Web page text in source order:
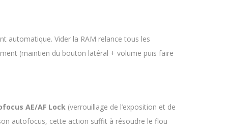
automatique. Vider la RAM relance tous les
(maintien du bouton latéral + volume puis faire
AE/AF Lock (verrouillage de l’exposition et de
autofocus, cette action suffit à résoudre le flou